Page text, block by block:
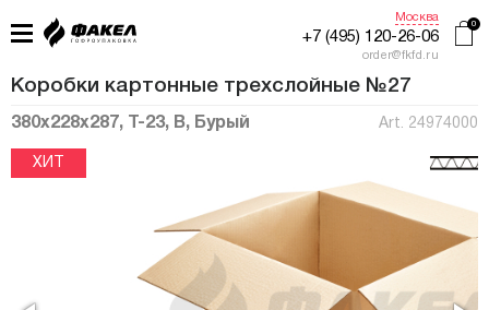
Москва
+7 (495) 120-26-06
order@fkfd.ru
ГЛАВНАЯ
ПРОИЗВОДСТВО
Коробки картонные трехслойные №27
380x228x287, Т-23, В, Бурый Art. 24974000